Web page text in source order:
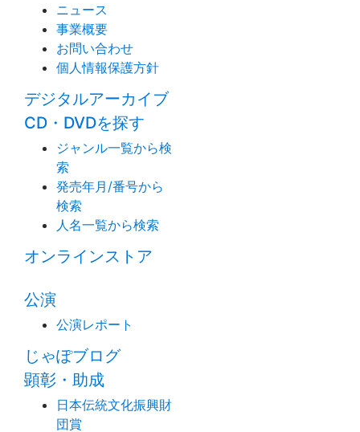
ニュース
事業概要
お問い合わせ
個人情報保護方針
デジタルアーカイブ
CD・DVDを探す
ジャンル一覧から検
索
発売年月/番号から
検索
人名一覧から検索
オンラインストア
公演
公演レポート
じゃぽブログ
顕彰・助成
日本伝統文化振興財
団賞